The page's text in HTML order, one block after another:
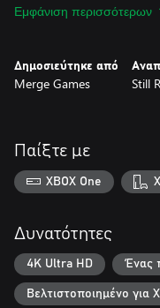
how you perceive the
Battle your way through
populated by five unique
rotten cities and beyond.
FACE VILE HORRORS
Cut down everything
fearsome Lords of Ire, up
Εμφάνιση περισσότερων
Δημοσιεύτηκε από
Merge Games Still
Παίξτε με
XBOX One
Δυνατότητες
4K Ultra HD Ένας
Βελτιστοποιημένο για